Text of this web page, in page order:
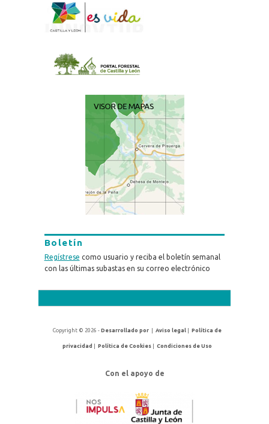
Boletín
Regístrese como usuario y reciba el boletín semanal
con las últimas subastas en su correo electrónico
Copyright © 2026 -Desarrollado por |Aviso legal |Política de
privacidad |Política de Cookies |Condiciones de Uso
Con el apoyo de